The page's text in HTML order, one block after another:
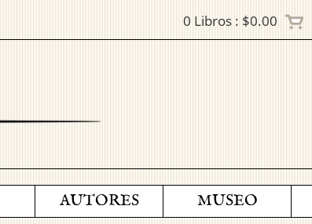
0 Libros : $0.00
AUTORES MUSEO